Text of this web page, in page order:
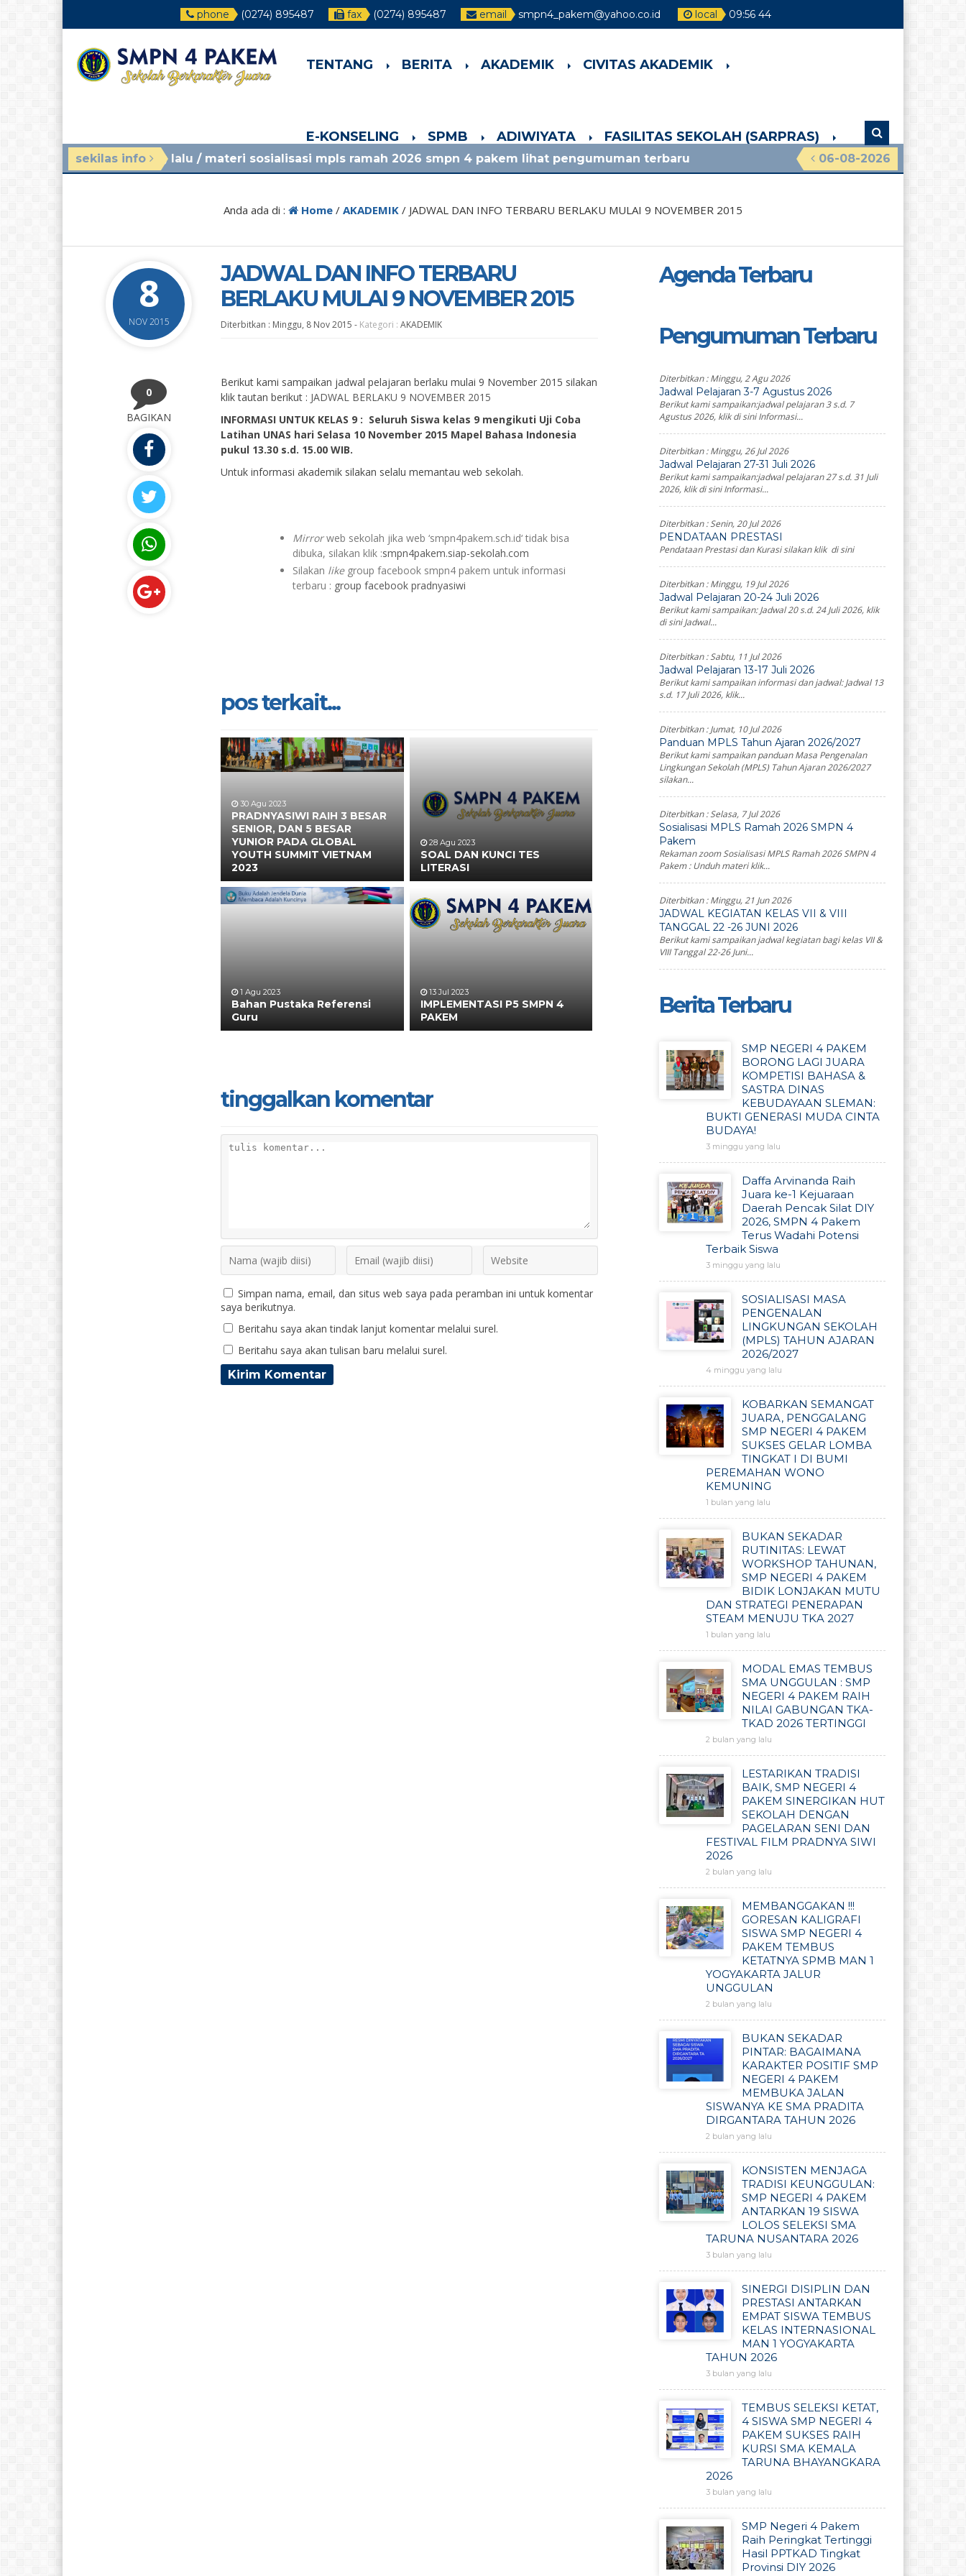
phone (0274) 895487 fax (0274) 895487 email smpn4_pakem@yahoo.co.id local 09:56 45
TENTANG BERITA AKADEMIK CIVITAS AKADEMIK
E-KONSELING SPMB ADIWIYATA FASILITAS SEKOLAH (SARPRAS)
sekilas info 06-08-2026
1 bulan yang lalu/ materi sosialisasi mpls ramah 2026 smpn 4 pakem lihat pengumuman terbaru
Anda ada di : Home / AKADEMIK / JADWAL DAN INFO TERBARU BERLAKU MULAI 9 NOVEMBER 2015
8
NOV 2015
JADWAL DAN INFO TERBARU
BERLAKU MULAI 9 NOVEMBER 2015
Diterbitkan : Minggu, 8 Nov 2015 - Kategori : AKADEMIK
0
BAGIKAN
Berikut kami sampaikan jadwal pelajaran berlaku mulai 9 November 2015 silakan
klik tautan berikut : JADWAL BERLAKU 9 NOVEMBER 2015
INFORMASI UNTUK KELAS 9 : Seluruh Siswa kelas 9 mengikuti Uji Coba
Latihan UNAS hari Selasa 10 November 2015 Mapel Bahasa Indonesia
pukul 13.30 s.d. 15.00 WIB.
Untuk informasi akademik silakan selalu memantau web sekolah.
Mirrorweb sekolah jika web ‘smpn4pakem.sch.id‘ tidak bisa
dibuka, silakan klik :smpn4pakem.siap-sekolah.com
Silakan likegroup facebook smpn4 pakem untuk informasi
terbaru : group facebook pradnyasiwi
pos terkait...
30 Agu 2023
PRADNYASIWI RAIH 3 BESAR
SENIOR, DAN 5 BESAR
YUNIOR PADA GLOBAL
YOUTH SUMMIT VIETNAM
2023
28 Agu 2023
SOAL DAN KUNCI TES
LITERASI
1 Agu 2023
Bahan Pustaka Referensi
Guru
13 Jul 2023
IMPLEMENTASI P5 SMPN 4
PAKEM
tinggalkan komentar
Simpan nama, email, dan situs web saya pada peramban ini untuk komentar
saya berikutnya.
Beritahu saya akan tindak lanjut komentar melalui surel.
Beritahu saya akan tulisan baru melalui surel.
Agenda Terbaru
Pengumuman Terbaru
Diterbitkan :Minggu, 2 Agu 2026
Jadwal Pelajaran 3-7 Agustus 2026
Berikut kami sampaikan:jadwal pelajaran 3 s.d. 7
Agustus 2026, klik di sini Informasi...
Diterbitkan :Minggu, 26 Jul 2026
Jadwal Pelajaran 27-31 Juli 2026
Berikut kami sampaikan:jadwal pelajaran 27 s.d. 31 Juli
2026, klik di sini Informasi...
Diterbitkan :Senin, 20 Jul 2026
PENDATAAN PRESTASI
Pendataan Prestasi dan Kurasi silakan klik di sini
Diterbitkan :Minggu, 19 Jul 2026
Jadwal Pelajaran 20-24 Juli 2026
Berikut kami sampaikan: Jadwal 20 s.d. 24 Juli 2026, klik
di sini Jadwal...
Diterbitkan :Sabtu, 11 Jul 2026
Jadwal Pelajaran 13-17 Juli 2026
Berikut kami sampaikan informasi dan jadwal: Jadwal 13
s.d. 17 Juli 2026, klik...
Diterbitkan :Jumat, 10 Jul 2026
Panduan MPLS Tahun Ajaran 2026/2027
Berikut kami sampaikan panduan Masa Pengenalan
Lingkungan Sekolah (MPLS) Tahun Ajaran 2026/2027
silakan...
Diterbitkan :Selasa, 7 Jul 2026
Sosialisasi MPLS Ramah 2026 SMPN 4
Pakem
Rekaman zoom Sosialisasi MPLS Ramah 2026 SMPN 4
Pakem : Unduh materi klik...
Diterbitkan :Minggu, 21 Jun 2026
JADWAL KEGIATAN KELAS VII & VIII
TANGGAL 22 -26 JUNI 2026
Berikut kami sampaikan jadwal kegiatan bagi kelas VII &
VIII Tanggal 22-26 Juni...
Berita Terbaru
SMP NEGERI 4 PAKEM
BORONG LAGI JUARA
KOMPETISI BAHASA &
SASTRA DINAS
KEBUDAYAAN SLEMAN:
BUKTI GENERASI MUDA CINTA
BUDAYA!
3 minggu yang lalu
Daffa Arvinanda Raih
Juara ke-1 Kejuaraan
Daerah Pencak Silat DIY
2026, SMPN 4 Pakem
Terus Wadahi Potensi
Terbaik Siswa
3 minggu yang lalu
SOSIALISASI MASA
PENGENALAN
LINGKUNGAN SEKOLAH
(MPLS) TAHUN AJARAN
2026/2027
4 minggu yang lalu
KOBARKAN SEMANGAT
JUARA, PENGGALANG
SMP NEGERI 4 PAKEM
SUKSES GELAR LOMBA
TINGKAT I DI BUMI
PEREMAHAN WONO
KEMUNING
1 bulan yang lalu
BUKAN SEKADAR
RUTINITAS: LEWAT
WORKSHOP TAHUNAN,
SMP NEGERI 4 PAKEM
BIDIK LONJAKAN MUTU
DAN STRATEGI PENERAPAN
STEAM MENUJU TKA 2027
1 bulan yang lalu
MODAL EMAS TEMBUS
SMA UNGGULAN : SMP
NEGERI 4 PAKEM RAIH
NILAI GABUNGAN TKA-
TKAD 2026 TERTINGGI
2 bulan yang lalu
LESTARIKAN TRADISI
BAIK, SMP NEGERI 4
PAKEM SINERGIKAN HUT
SEKOLAH DENGAN
PAGELARAN SENI DAN
FESTIVAL FILM PRADNYA SIWI
2026
2 bulan yang lalu
MEMBANGGAKAN !!!
GORESAN KALIGRAFI
SISWA SMP NEGERI 4
PAKEM TEMBUS
KETATNYA SPMB MAN 1
YOGYAKARTA JALUR
UNGGULAN
2 bulan yang lalu
BUKAN SEKADAR
PINTAR: BAGAIMANA
KARAKTER POSITIF SMP
NEGERI 4 PAKEM
MEMBUKA JALAN
SISWANYA KE SMA PRADITA
DIRGANTARA TAHUN 2026
2 bulan yang lalu
KONSISTEN MENJAGA
TRADISI KEUNGGULAN:
SMP NEGERI 4 PAKEM
ANTARKAN 19 SISWA
LOLOS SELEKSI SMA
TARUNA NUSANTARA 2026
3 bulan yang lalu
SINERGI DISIPLIN DAN
PRESTASI ANTARKAN
EMPAT SISWA TEMBUS
KELAS INTERNASIONAL
MAN 1 YOGYAKARTA
TAHUN 2026
3 bulan yang lalu
TEMBUS SELEKSI KETAT,
4 SISWA SMP NEGERI 4
PAKEM SUKSES RAIH
KURSI SMA KEMALA
TARUNA BHAYANGKARA
2026
3 bulan yang lalu
SMP Negeri 4 Pakem
Raih Peringkat Tertinggi
Hasil PPTKAD Tingkat
Provinsi DIY 2026